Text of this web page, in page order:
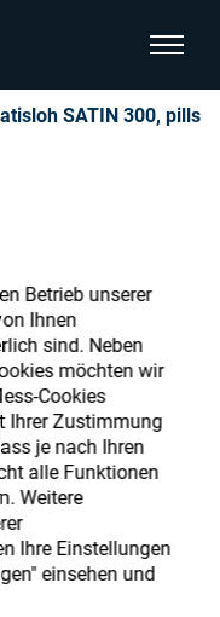
Betrieb unserer
Ihnen
sind. Neben
möchten wir
Cookies
Ihrer Zustimmung
je nach Ihren
alle Funktionen
Weitere
Ihre Einstellungen
einsehen und
SATIN 300, pills
your accounts
of ophthalmic
In